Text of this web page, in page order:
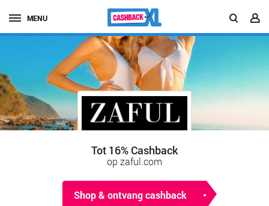
MENU
Tot 16% Cashback
op zaful.com
Shop & ontvang cashback